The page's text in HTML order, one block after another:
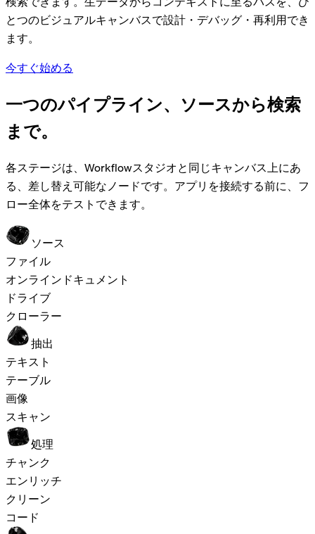
とつのビジュアルキャンバスで設計・デバッグ・再利用でき
ます。
今すぐ始める
一つのパイプライン、ソースから検索
まで。
各ステージは、Workflowスタジオと同じキャンバス上にあ
る、差し替え可能なノードです。アプリを接続する前に、フ
ロー全体をテストできます。
ソース
ファイル
オンラインドキュメント
ドライブ
クローラー
抽出
テキスト
テーブル
画像
スキャン
処理
チャンク
エンリッチ
クリーン
コード